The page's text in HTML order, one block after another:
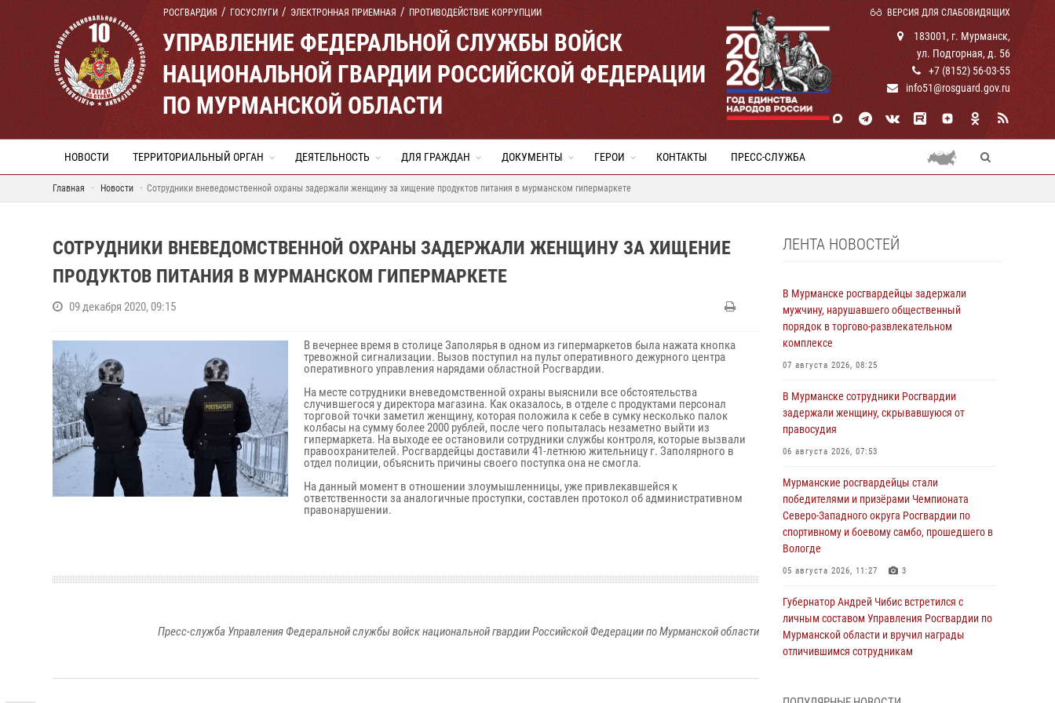
РОСГВАРДИЯ ГОСУСЛУГИ ЭЛЕКТРОННАЯ ПРИЕМНАЯ ПРОТИВОДЕЙСТВИЕ КОРРУПЦИИ ВЕРСИЯ ДЛЯ СЛАБОВИДЯЩИХ
УПРАВЛЕНИЕ ФЕДЕРАЛЬНОЙ СЛУЖБЫ ВОЙСК
НАЦИОНАЛЬНОЙ ГВАРДИИ РОССИЙСКОЙ ФЕДЕРАЦИИ
ПО МУРМАНСКОЙ ОБЛАСТИ
183001, г. Мурманск,
ул. Подгорная, д. 56
+7 (8152) 56-03-55
info51@rosguard.gov.ru
НОВОСТИ ТЕРРИТОРИАЛЬНЫЙ ОРГАН ДЕЯТЕЛЬНОСТЬ ДЛЯ ГРАЖДАН ДОКУМЕНТЫ ГЕРОИ КОНТАКТЫ ПРЕСС-СЛУЖБА
Главная Новости Сотрудники вневедомственной охраны задержали женщину за хищение продуктов питания в мурманском гипермаркете
СОТРУДНИКИ ВНЕВЕДОМСТВЕННОЙ ОХРАНЫ ЗАДЕРЖАЛИ ЖЕНЩИНУ ЗА ХИЩЕНИЕ
ПРОДУКТОВ ПИТАНИЯ В МУРМАНСКОМ ГИПЕРМАРКЕТЕ
09 декабря 2020, 09:15
В вечернее время в столице Заполярья в одном из гипермаркетов была нажата кнопка
тревожной сигнализации. Вызов поступил на пульт оперативного дежурного центра
оперативного управления нарядами областной Росгвардии.
На месте сотрудники вневедомственной охраны выяснили все обстоятельства
случившегося у директора магазина. Как оказалось, в отделе с продуктами персонал
торговой точки заметил женщину, которая положила к себе в сумку несколько палок
колбасы на сумму более 2000 рублей, после чего попыталась незаметно выйти из
гипермаркета. На выходе ее остановили сотрудники службы контроля, которые вызвали
правоохранителей. Росгвардейцы доставили 41-летнюю жительницу г. Заполярного в
отдел полиции, объяснить причины своего поступка она не смогла.
На данный момент в отношении злоумышленницы, уже привлекавшейся к
ответственности за аналогичные проступки, составлен протокол об административном
правонарушении.
Пресс-служба Управления Федеральной службы войск национальной гвардии Российской Федерации по Мурманской области
ЛЕНТА НОВОСТЕЙ
В Мурманске росгвардейцы задержали
мужчину, нарушавшего общественный
порядок в торгово-развлекательном
комплексе
07 августа 2026, 08:25
В Мурманске сотрудники Росгвардии
задержали женщину, скрывавшуюся от
правосудия
06 августа 2026, 07:53
Мурманские росгвардейцы стали
победителями и призёрами Чемпионата
Северо-Западного округа Росгвардии по
спортивному и боевому самбо, прошедшего в
Вологде
05 августа 2026, 11:27 3
Губернатор Андрей Чибис встретился с
личным составом Управления Росгвардии по
Мурманской области и вручил награды
отличившимся сотрудникам